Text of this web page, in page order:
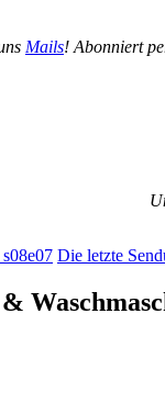
Mails! Abonniert
Die letzte